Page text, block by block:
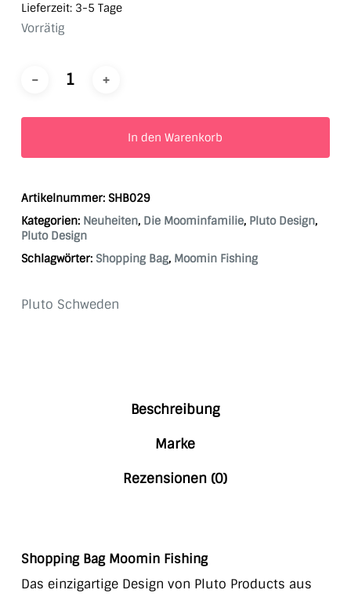
Lieferzeit: 3-5 Tage
Vorrätig
In den Warenkorb
Artikelnummer: SHB029
Kategorien: Neuheiten, Die Moominfamilie, Pluto Design,
Pluto Design
Schlagwörter: Shopping Bag, Moomin Fishing
Pluto Schweden
Beschreibung
Marke
Rezensionen (0)
Shopping Bag Moomin Fishing
Das einzigartige Design von Pluto Products aus